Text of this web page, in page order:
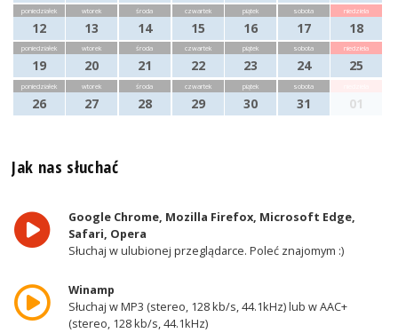
poniedziałek
12
wtorek
13
środa
14
czwartek
15
piątek
16
sobota
17
niedziela
18
poniedziałek
19
wtorek
20
środa
21
czwartek
22
piątek
23
sobota
24
niedziela
25
poniedziałek
26
wtorek
27
środa
28
czwartek
29
piątek
30
sobota
31 01
Jak nas słuchać
Google Chrome, Mozilla Firefox, Microsoft Edge,
Safari, Opera
Słuchaj w ulubionej przeglądarce. Poleć znajomym :)
Winamp
Słuchaj w MP3 (stereo, 128 kb/s, 44.1kHz) lub w AAC+
(stereo, 128 kb/s, 44.1kHz)